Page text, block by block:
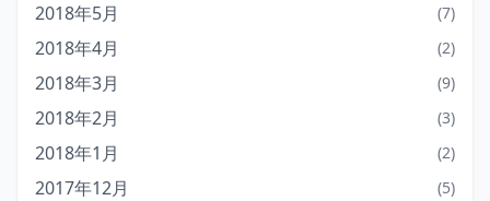
2018年5月 (7)
2018年4月 (2)
2018年3月 (9)
2018年2月 (3)
2018年1月 (2)
2017年12月 (5)